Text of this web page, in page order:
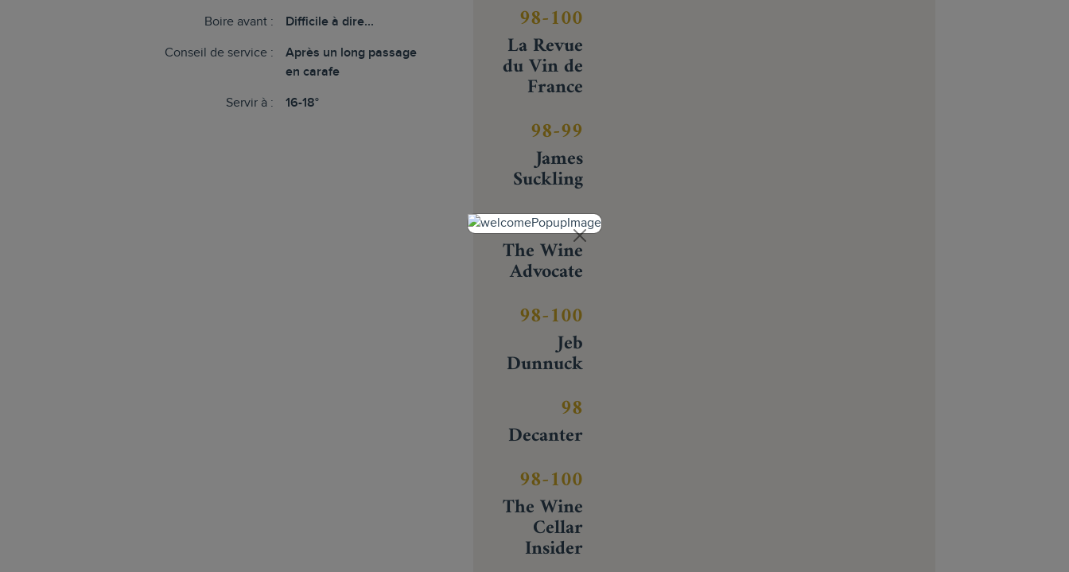
Boire avant : Difficile à dire...
Conseil de service :
Après un long passage
en carafe
Servir à : 16-18°
98-100
La Revue
du Vin de
France
98-99
James
Suckling
97-100
The Wine
Advocate
98-100
Jeb
Dunnuck
98
Decanter
98-100
The Wine
Cellar
Insider